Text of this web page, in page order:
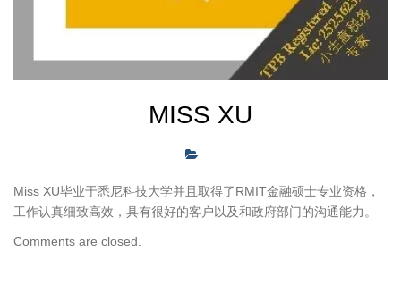
MISS XU
Miss XU毕业于悉尼科技大学并且取得了RMIT金融硕士专业资格，
工作认真细致高效，具有很好的客户以及和政府部门的沟通能力。
Comments are closed.